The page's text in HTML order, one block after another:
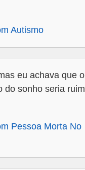
Autismo
eu achava que o
do sonho seria ruim
Pessoa Morta No